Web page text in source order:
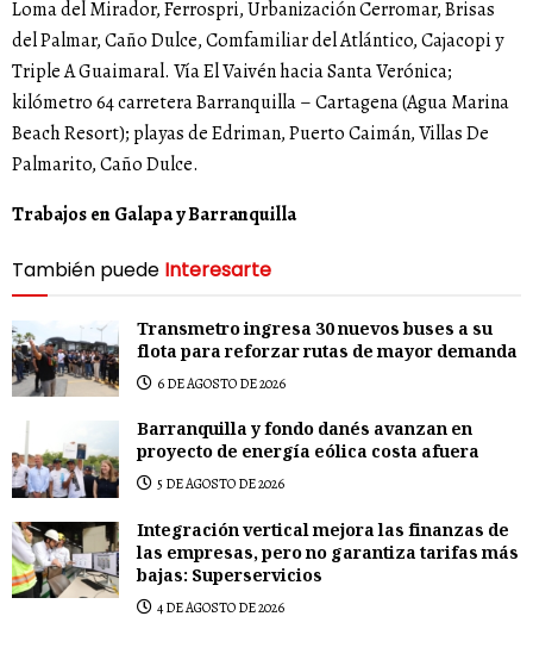
Loma del Mirador, Ferrospri, Urbanización Cerromar, Brisas
del Palmar, Caño Dulce, Comfamiliar del Atlántico, Cajacopi y
Triple A Guaimaral. Vía El Vaivén hacia Santa Verónica;
kilómetro 64 carretera Barranquilla – Cartagena (Agua Marina
Beach Resort); playas de Edriman, Puerto Caimán, Villas De
Palmarito, Caño Dulce.
Trabajos en Galapa y Barranquilla
También puede Interesarte
Transmetro ingresa 30 nuevos buses a su
flota para reforzar rutas de mayor demanda
6 DE AGOSTO DE 2026
Barranquilla y fondo danés avanzan en
proyecto de energía eólica costa afuera
5 DE AGOSTO DE 2026
Integración vertical mejora las finanzas de
las empresas, pero no garantiza tarifas más
bajas: Superservicios
4 DE AGOSTO DE 2026